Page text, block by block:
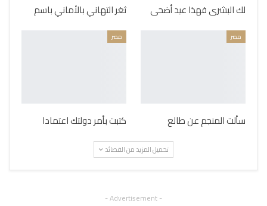
لك البشرى فهذا عيد أضحى ثغر التهاني بالأماني باسم
مصر
سألت المنجم عن طالع
مصر
كتبت بأمر دولتك اعتمادا
تحميل المزيد من القصائد
- Advertisement -